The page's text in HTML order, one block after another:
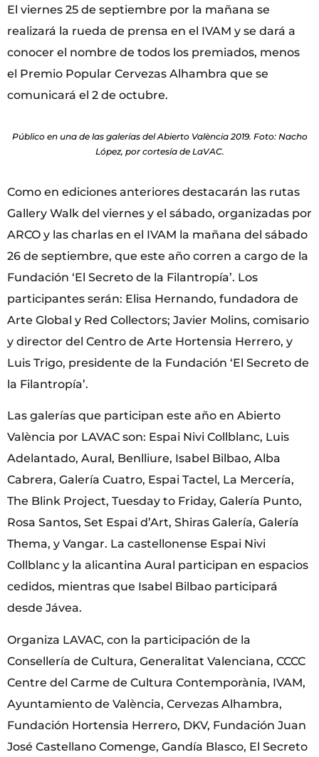
El viernes 25 de septiembre por la mañana se
realizará la rueda de prensa en el IVAM y se dará a
conocer el nombre de todos los premiados, menos
el Premio Popular Cervezas Alhambra que se
comunicará el 2 de octubre.
Público en una de las galerías del Abierto València 2019. Foto: Nacho
López, por cortesía de LaVAC.
Como en ediciones anteriores destacarán las rutas
Gallery Walk del viernes y el sábado, organizadas por
ARCO y las charlas en el IVAM la mañana del sábado
26 de septiembre, que este año corren a cargo de la
Fundación ‘El Secreto de la Filantropía’. Los
participantes serán: Elisa Hernando, fundadora de
Arte Global y Red Collectors; Javier Molins, comisario
y director del Centro de Arte Hortensia Herrero, y
Luis Trigo, presidente de la Fundación ‘El Secreto de
la Filantropía’.
Las galerías que participan este año en Abierto
València por LAVAC son: Espai Nivi Collblanc, Luis
Adelantado, Aural, Benlliure, Isabel Bilbao, Alba
Cabrera, Galería Cuatro, Espai Tactel, La Mercería,
The Blink Project, Tuesday to Friday, Galería Punto,
Rosa Santos, Set Espai d’Art, Shiras Galería, Galería
Thema, y Vangar. La castellonense Espai Nivi
Collblanc y la alicantina Aural participan en espacios
cedidos, mientras que Isabel Bilbao participará
desde Jávea.
Organiza LAVAC, con la participación de la
Consellería de Cultura, Generalitat Valenciana, CCCC
Centre del Carme de Cultura Contemporània, IVAM,
Ayuntamiento de València, Cervezas Alhambra,
Fundación Hortensia Herrero, DKV, Fundación Juan
José Castellano Comenge, Gandía Blasco, El Secreto